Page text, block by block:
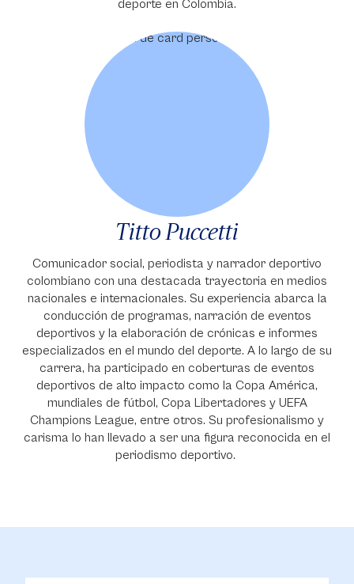
deporte en Colombia.
Titto Puccetti
Comunicador social, periodista y narrador deportivo
colombiano con una destacada trayectoria en medios
nacionales e internacionales. Su experiencia abarca la
conducción de programas, narración de eventos
deportivos y la elaboración de crónicas e informes
especializados en el mundo del deporte. A lo largo de su
carrera, ha participado en coberturas de eventos
deportivos de alto impacto como la Copa América,
mundiales de fútbol, Copa Libertadores y UEFA
Champions League, entre otros. Su profesionalismo y
carisma lo han llevado a ser una figura reconocida en el
periodismo deportivo.